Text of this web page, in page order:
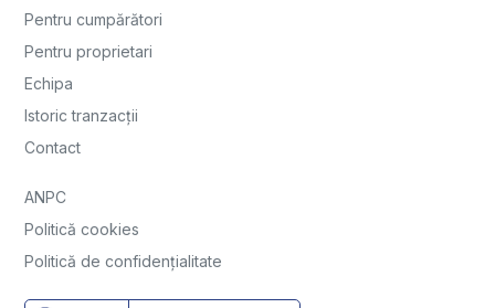
Pentru cumpărători
Pentru proprietari
Echipa
Istoric tranzacții
Contact
ANPC
Politică cookies
Politică de confidențialitate